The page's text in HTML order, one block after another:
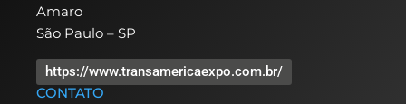
Amaro
São Paulo – SP
https://www.transamericaexpo.com.br/
CONTATO